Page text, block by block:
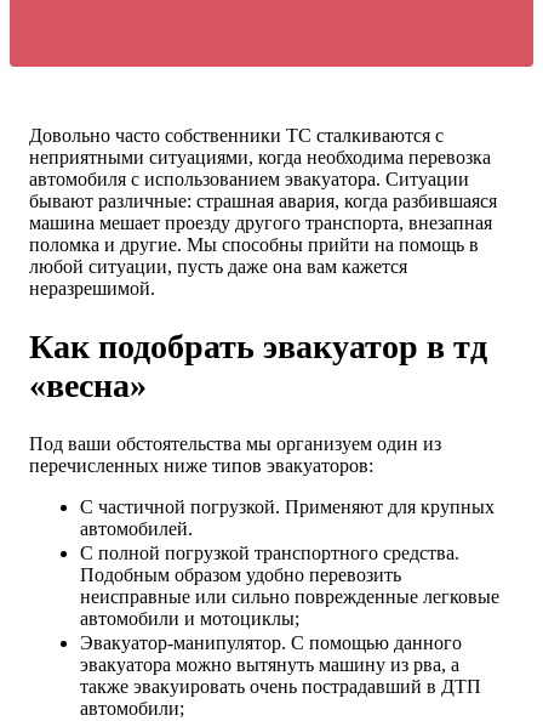
Довольно часто собственники ТС сталкиваются с
неприятными ситуациями, когда необходима перевозка
автомобиля с использованием эвакуатора. Ситуации
бывают различные: страшная авария, когда разбившаяся
машина мешает проезду другого транспорта, внезапная
поломка и другие. Мы способны прийти на помощь в
любой ситуации, пусть даже она вам кажется
неразрешимой.
Как подобрать эвакуатор в тд
«весна»
Под ваши обстоятельства мы организуем один из
перечисленных ниже типов эвакуаторов:
С частичной погрузкой. Применяют для крупных
автомобилей.
С полной погрузкой транспортного средства.
Подобным образом удобно перевозить
неисправные или сильно поврежденные легковые
автомобили и мотоциклы;
Эвакуатор-манипулятор. С помощью данного
эвакуатора можно вытянуть машину из рва, а
также эвакуировать очень пострадавший в ДТП
автомобили;